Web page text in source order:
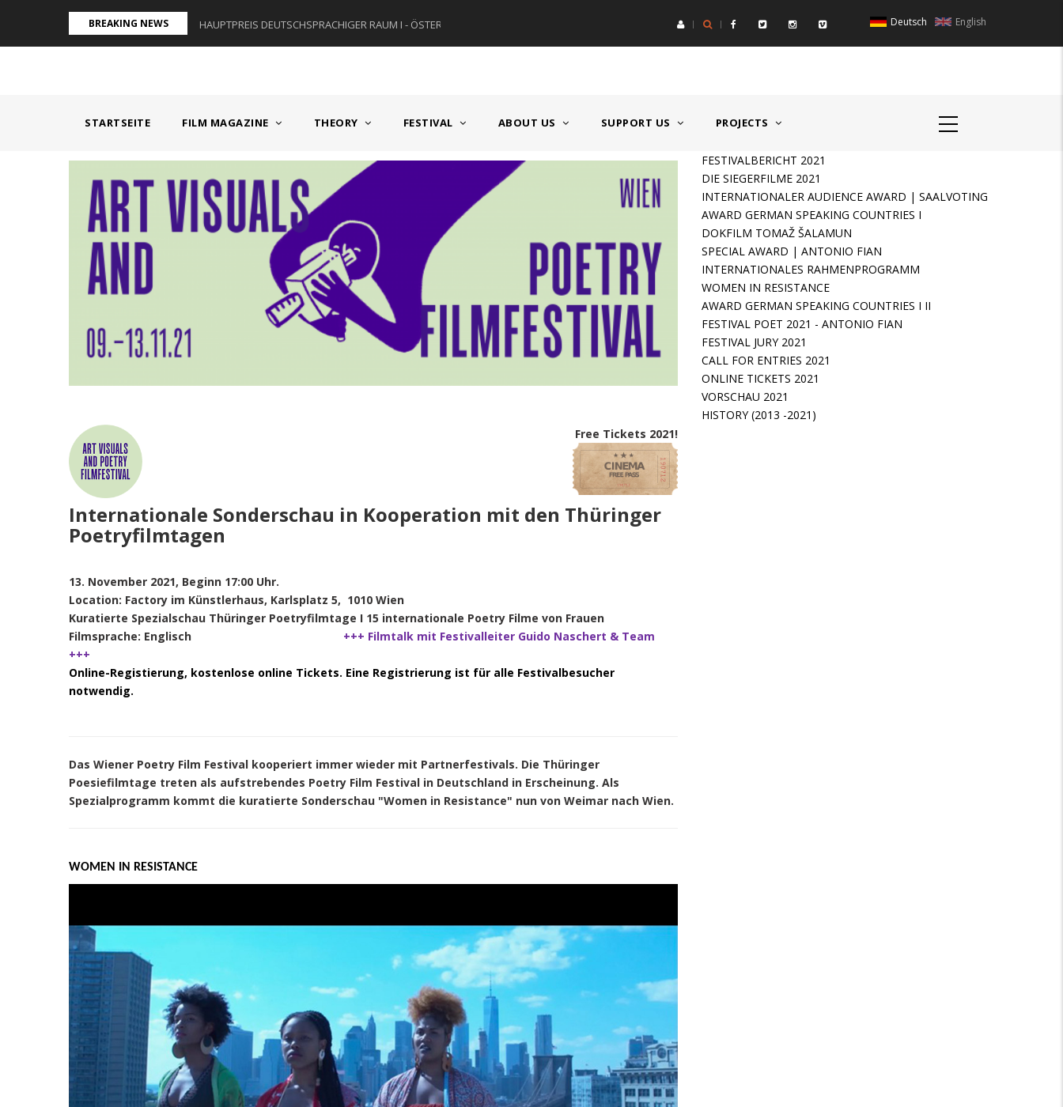
Inhalt
BREAKING NEWS
I - ÖSTERREICH HAUPTPREIS DEUTSCHSPRACHIGER RAUM I - ÖSTERREICH HAUPTPREIS DEUTSCHSPRACHIGER RAUM I - ÖSTERREICH HAUPTPREIS
English
Deutsch
STARTSEITE FILM MAGAZINE THEORY FESTIVAL ABOUT US SUPPORT US PROJECTS
Free Tickets 2021!
Internationale Sonderschau in Kooperation mit den Thüringer
Poetryfilmtagen
13. November 2021, Beginn 17:00 Uhr.
Location: Factory im Künstlerhaus, Karlsplatz 5, 1010 Wien
Kuratierte Spezialschau Thüringer Poetryfilmtage I 15 internationale Poetry Filme von Frauen
Filmsprache: Englisch
+++ Filmtalk mit Festivalleiter Guido Naschert & Team
+++
Online-Registierung, kostenlose online Tickets. Eine Registrierung ist für alle Festivalbesucher
notwendig.
Das Wiener Poetry Film Festival kooperiert immer wieder mit Partnerfestivals. Die Thüringer
Poesiefilmtage treten als aufstrebendes Poetry Film Festival in Deutschland in Erscheinung. Als
Spezialprogramm kommt die kuratierte Sonderschau "Women in Resistance" nun von Weimar nach Wien.
WOMEN IN RESISTANCE
FESTIVALBERICHT 2021
DIE SIEGERFILME 2021
INTERNATIONALER AUDIENCE AWARD | SAALVOTING
AWARD GERMAN SPEAKING COUNTRIES I
DOKFILM TOMAŽ ŠALAMUN
SPECIAL AWARD | ANTONIO FIAN
INTERNATIONALES RAHMENPROGRAMM
WOMEN IN RESISTANCE
AWARD GERMAN SPEAKING COUNTRIES I II
FESTIVAL POET 2021 - ANTONIO FIAN
FESTIVAL JURY 2021
CALL FOR ENTRIES 2021
ONLINE TICKETS 2021
VORSCHAU 2021
HISTORY (2013 -2021)